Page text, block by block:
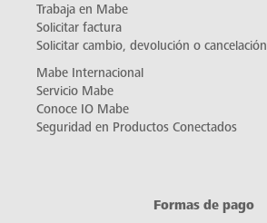
Trabaja en Mabe
Solicitar factura
Solicitar cambio, devolución o cancelación
Mabe Internacional
Servicio Mabe
Conoce IO Mabe
Seguridad en Productos Conectados
Formas de pago